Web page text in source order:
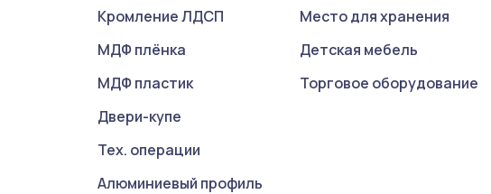
Кромление ЛДСП
МДФ плёнка
МДФ пластик
Двери-купе
Тех. операции
Алюминиевый профиль
Место для хранения
Детская мебель
Торговое оборудование